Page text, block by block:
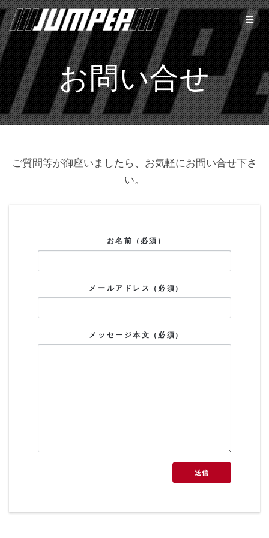
お問い合せ
ご質問等が御座いましたら、お気軽にお問い合せ下さ
い。
お名前 (必須)
メールアドレス (必須)
メッセージ本文 (必須)